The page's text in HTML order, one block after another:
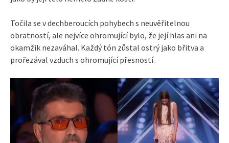
Točila se v dechberoucích pohybech s neuvěřitelnou
obratností, ale nejvíce ohromující bylo, že její hlas ani na
okamžik nezaváhal. Každý tón zůstal ostrý jako břitva a
prořezával vzduch s ohromující přesností.